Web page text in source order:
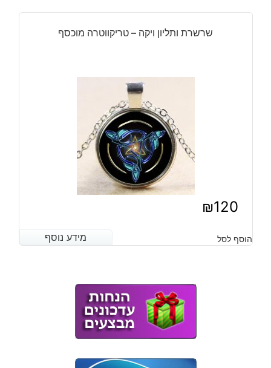
שרשרת ותליון ויקה – טריקווטרה מוכסף
₪120
מידע נוסף הוסף לסל מידע נוסף